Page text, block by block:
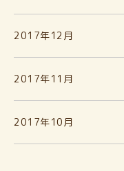
2017年12月
2017年11月
2017年10月